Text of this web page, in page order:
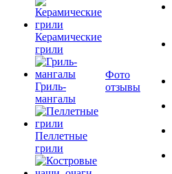
Керамические
грили
Гриль-
мангалы
Пеллетные
грили
Фото
отзывы